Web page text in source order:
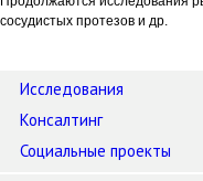
сосудистых протезов и др.
Исследования
Консалтинг
Социальные проекты